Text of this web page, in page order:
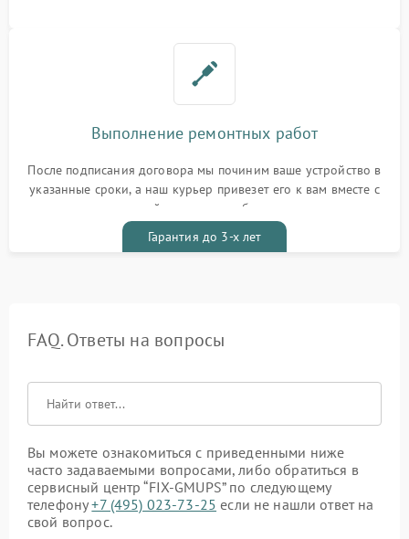
Выполнение ремонтных работ
После подписания договора мы починим ваше устройство в
указанные сроки, а наш курьер привезет его к вам вместе с
гарантийным талоном бесплатно
Гарантия до 3-х лет
FAQ. Ответы на вопросы
Вы можете ознакомиться с приведенными ниже
часто задаваемыми вопросами, либо обратиться в
сервисный центр “FIX-GMUPS” по следующему
телефону+7 (495) 023-73-25 если не нашли ответ на
свой вопрос.